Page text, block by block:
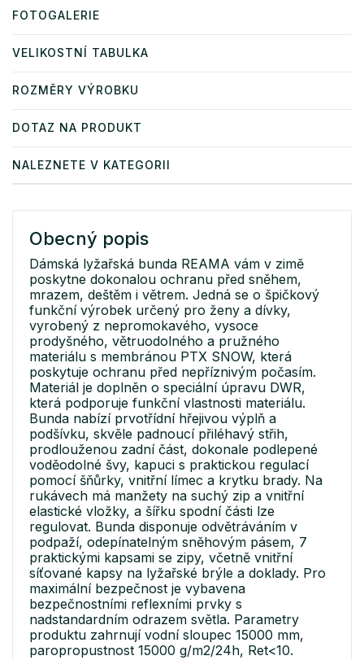
FOTOGALERIE
VELIKOSTNÍ TABULKA
ROZMĚRY VÝROBKU
DOTAZ NA PRODUKT
NALEZNETE V KATEGORII
Obecný popis
Dámská lyžařská bunda REAMA vám v zimě
poskytne dokonalou ochranu před sněhem,
mrazem, deštěm i větrem. Jedná se o špičkový
funkční výrobek určený pro ženy a dívky,
vyrobený z nepromokavého, vysoce
prodyšného, větruodolného a pružného
materiálu s membránou PTX SNOW, která
poskytuje ochranu před nepříznivým počasím.
Materiál je doplněn o speciální úpravu DWR,
která podporuje funkční vlastnosti materiálu.
Bunda nabízí prvotřídní hřejivou výplň a
podšívku, skvěle padnoucí přiléhavý střih,
prodlouženou zadní část, dokonale podlepené
voděodolné švy, kapuci s praktickou regulací
pomocí šňůrky, vnitřní límec a krytku brady. Na
rukávech má manžety na suchý zip a vnitřní
elastické vložky, a šířku spodní části lze
regulovat. Bunda disponuje odvětráváním v
podpaží, odepínatelným sněhovým pásem, 7
praktickými kapsami se zipy, včetně vnitřní
síťované kapsy na lyžařské brýle a doklady. Pro
maximální bezpečnost je vybavena
bezpečnostními reflexními prvky s
nadstandardním odrazem světla. Parametry
produktu zahrnují vodní sloupec 15000 mm,
paropropustnost 15000 g/m2/24h, Ret<10.